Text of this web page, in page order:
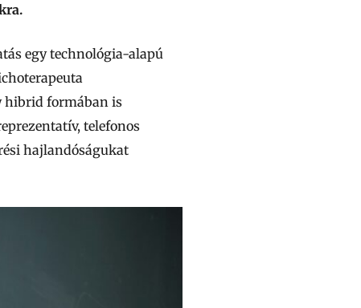
egy technológia-alapú
hibrid formában is
telefonos
hajlandóságukat